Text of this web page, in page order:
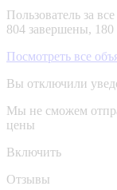
Пользователь за
804 завершены,
Посмотреть все
Вы отключили
Мы не сможем
цены
Включить
Отзывы